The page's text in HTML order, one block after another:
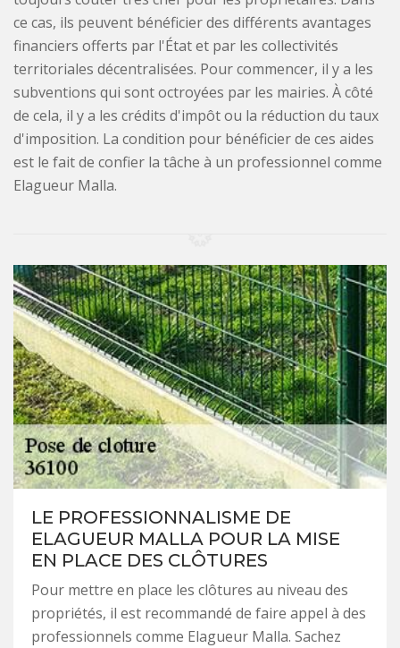
ce cas, ils peuvent bénéficier des différents avantages
financiers offerts par l'État et par les collectivités
territoriales décentralisées. Pour commencer, il y a les
subventions qui sont octroyées par les mairies. À côté
de cela, il y a les crédits d'impôt ou la réduction du taux
d'imposition. La condition pour bénéficier de ces aides
est le fait de confier la tâche à un professionnel comme
Elagueur Malla.
LE PROFESSIONNALISME DE
ELAGUEUR MALLA POUR LA MISE
EN PLACE DES CLÔTURES
Pour mettre en place les clôtures au niveau des
propriétés, il est recommandé de faire appel à des
professionnels comme Elagueur Malla. Sachez